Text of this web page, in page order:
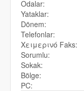
Odalar:
Yataklar:
Dönem:
Telefonlar:
Χειμερινό Faks:
Sorumlu:
Sokak:
Bölge:
PC: